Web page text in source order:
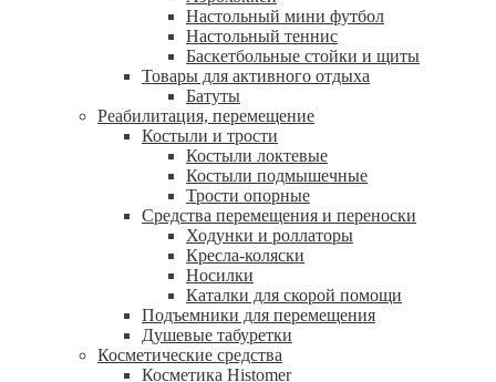
Настольный мини футбол
Настольный теннис
Баскетбольные стойки и щиты
Товары для активного отдыха
Батуты
Реабилитация, перемещение
Костыли и трости
Костыли локтевые
Костыли подмышечные
Трости опорные
Средства перемещения и переноски
Ходунки и роллаторы
Кресла-коляски
Носилки
Каталки для скорой помощи
Подъемники для перемещения
Душевые табуретки
Косметические средства
Косметика Histomer